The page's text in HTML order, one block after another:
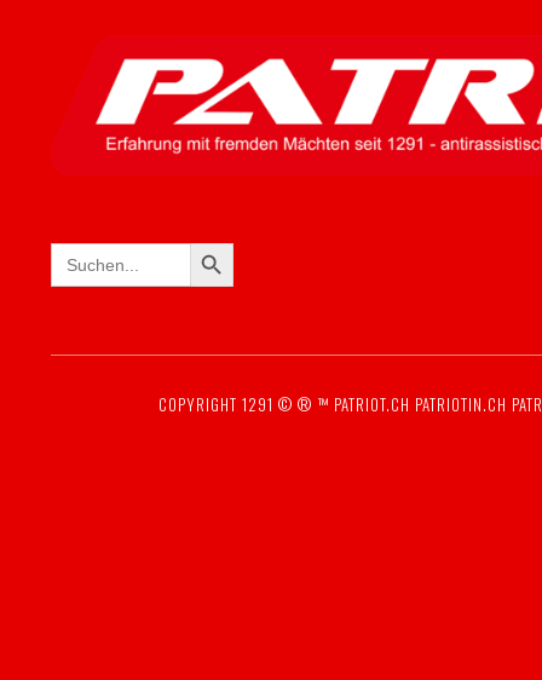
Search
for:
SEARCH BUTTON
COPYRIGHT 1291 © ® ™ PATRIOT.CH PATRIOTIN.CH